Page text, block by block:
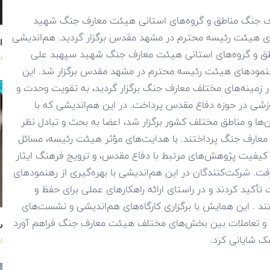
جنگ مناطق و گروه‌های استانی هیئت معارف جنگ شهید
هیئت رئیسه محترم در مشهد مقدس برگزار گردید. هم‌اندیشی
و گروه‌های استانی هیئت معارف جنگ شهید سپهبد علی
۲۸ لغایت ۳۰ مهرماه با رهنمودهای هیئت رئیسه محترم در مشهد مقدس برگزار شد. این
مختلف معارف جنگ برگزار گردید، به تقویت وحدت و
در حوزه دفاع مقدس پرداخت. در این هم‌اندیشی که با
و مناطق مختلف کشور برگزار شد، اعضا به بحث و تبادل نظر
جنگ پرداختند. با هدایت‌های مؤثر هیئت رئیسه، مسائل
پژوهش‌های مرتبط با دفاع مقدس، و ترویج فرهنگ ایثار
شرکت‌کنندگان در این هم‌اندیشی با بهره‌گیری از رهنمودهای
کردند و در راستای ارائه راهکارهای عملی برای حفظ و
. این همایش با برگزاری کارگاه‌های هم‌اندیشی و نشست‌های
تعاملات بین بخش‌های مختلف هیئت معارف جنگ فراهم آورد
شایانی کرد.